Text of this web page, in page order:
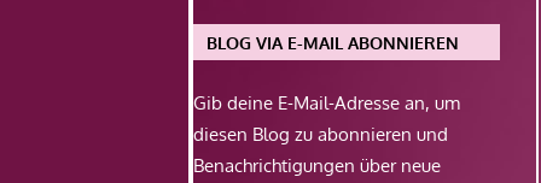
BLOG VIA E-MAIL ABONNIEREN
Gib deine E-Mail-Adresse an, um
diesen Blog zu abonnieren und
Benachrichtigungen über neue